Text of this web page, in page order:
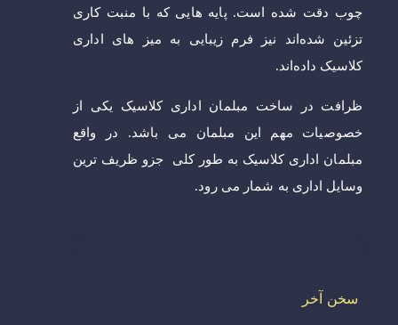
چوب دقت شده است. پایه هایی که با منبت کاری
تزئین شده‌اند نیز فرم زیبایی به میز های اداری
کلاسیک داده‌اند.
ظرافت در ساخت مبلمان اداری کلاسیک یکی از
خصوصیات مهم این مبلمان می باشد. در واقع
مبلمان اداری کلاسیک به طور کلی جزو ظریف ترین
وسایل اداری به شمار می رود.
سخن آخر